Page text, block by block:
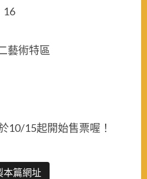
16
藝術特區
10/15起開始售票喔！
本篇網址